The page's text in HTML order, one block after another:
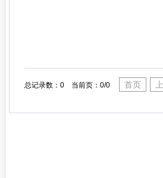
总记录数：0 当前页：0/0 首页